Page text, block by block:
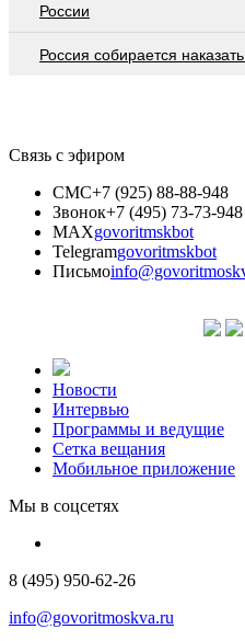
России
Россия собирается
Связь с эфиром
СМС+7 (925) 88-88-948
Звонок+7 (495) 73-73-948
MAXgovoritmskbot
Telegramgovoritmskbot
Письмо
Новости
Интервью
Программы и ведущие
Сетка вещания
Мобильное приложение
Мы в соцсетях
8 (495) 950-62-26
info@govoritmoskva.ru